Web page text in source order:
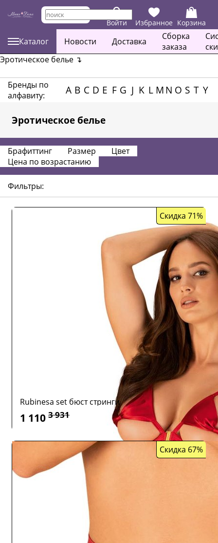
Войти Избранное Корзина
Каталог Новости Доставка
Сборка
заказа
Эротическое белье ↴
Бренды по
алфавиту:
A B C D E F G J K L MN O S T Y
Эротическое белье
Брафиттинг Размер
Цвет
Цена по возрастанию
Фильтры:
Скидка 71%
Rubinesa set бюст стринги
1 110 3 931
Скидка 67%